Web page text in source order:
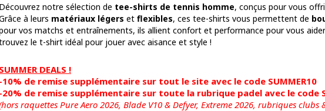
Découvrez notre sélection de tee-shirts de tennis homme, conçus pour vous
à leurs matériaux légers et flexibles, ces tee-shirts vous permettent de
vos matchs et entraînements, ils allient confort et performance pour vous
le t-shirt idéal pour jouer avec aisance et style !
SUMMER DEALS !
-10% de remise supplémentaire sur tout le site avec le code SUMMER10
-20% de remise supplémentaire sur toute la rubrique padel avec le code
raquettes Pure Aero 2026, Blade V10 & Defyer, Extreme 2026, rubriques clubs